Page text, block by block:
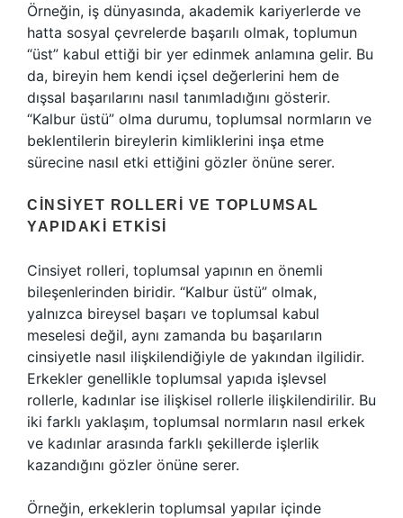
Örneğin, iş dünyasında, akademik kariyerlerde ve
hatta sosyal çevrelerde başarılı olmak, toplumun
“üst” kabul ettiği bir yer edinmek anlamına gelir. Bu
da, bireyin hem kendi içsel değerlerini hem de
dışsal başarılarını nasıl tanımladığını gösterir.
“Kalbur üstü” olma durumu, toplumsal normların ve
beklentilerin bireylerin kimliklerini inşa etme
sürecine nasıl etki ettiğini gözler önüne serer.
CINSIYET ROLLERI VE TOPLUMSAL
YAPIDAKI ETKISI
Cinsiyet rolleri, toplumsal yapının en önemli
bileşenlerinden biridir. “Kalbur üstü” olmak,
yalnızca bireysel başarı ve toplumsal kabul
meselesi değil, aynı zamanda bu başarıların
cinsiyetle nasıl ilişkilendiğiyle de yakından ilgilidir.
Erkekler genellikle toplumsal yapıda işlevsel
rollerle, kadınlar ise ilişkisel rollerle ilişkilendirilir. Bu
iki farklı yaklaşım, toplumsal normların nasıl erkek
ve kadınlar arasında farklı şekillerde işlerlik
kazandığını gözler önüne serer.
Örneğin, erkeklerin toplumsal yapılar içinde